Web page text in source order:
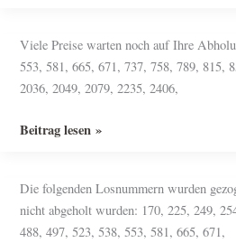
jüdisches
Leben:
Klezmer-
in
Viele Preise warten noch auf Ihre
553, 581, 665, 671, 737, 758, 789, 815,
2036, 2049, 2079, 2235, 2406,
St.
Noch
nicht
alle
Beitrag lesen »
Die folgenden Losnummern wurden
nicht abgeholt wurden: 170, 225, 249,
488, 497, 523, 538, 553, 581, 665, 671,